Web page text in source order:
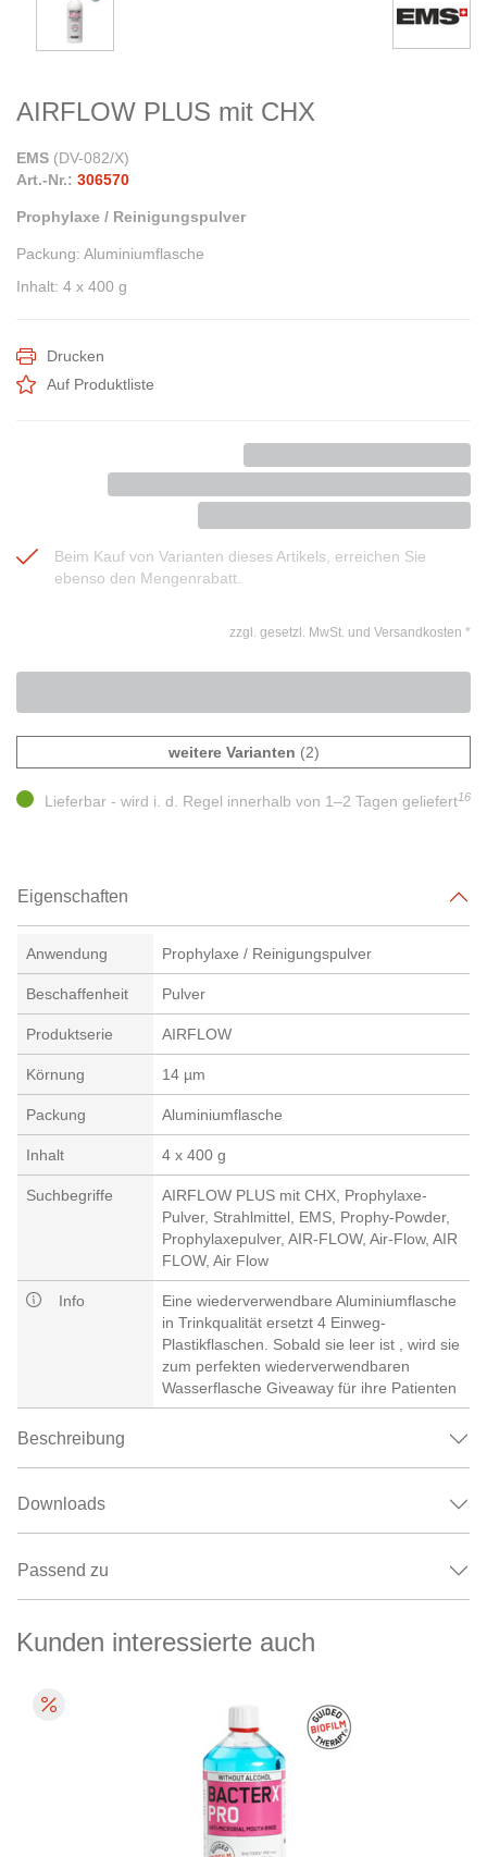
AIRFLOW PLUS mit CHX
Beim Kauf von Varianten dieses Artikels, erreichen Sie
ebenso den Mengenrabatt.
EMS (DV-082/X)
Art.-Nr.: 306570
Prophylaxe / Reinigungspulver
Packung: Aluminiumflasche
Inhalt: 4 x 400 g
Drucken
Auf Produktliste
zzgl. gesetzl. MwSt. und Versandkosten *
weitere Varianten (2)
Lieferbar - wird i. d. Regel innerhalb von 1–2 Tagen geliefert16
Eigenschaften
Anwendung Prophylaxe / Reinigungspulver
Beschaffenheit Pulver
Produktserie AIRFLOW
Körnung 14 µm
Packung Aluminiumflasche
Inhalt 4 x 400 g
Suchbegriffe
AIRFLOW PLUS mit CHX, Prophylaxe-
Pulver, Strahlmittel, EMS, Prophy-Powder,
Prophylaxepulver, AIR-FLOW, Air-Flow, AIR
FLOW, Air Flow
Info
Eine wiederverwendbare Aluminiumflasche
in Trinkqualität ersetzt 4 Einweg-
Plastikflaschen. Sobald sie leer ist , wird sie
zum perfekten wiederverwendbaren
Wasserflasche Giveaway für ihre Patienten
Beschreibung
Downloads
Passend zu
Kunden interessierte auch